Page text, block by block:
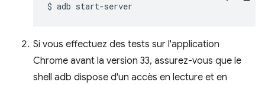
$ adb
Si vous effectuez des tests sur l'application
Chrome avant la version 33, assurez-vous que le
shell adb dispose d'un accès en lecture et en